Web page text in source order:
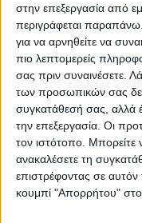
στην επεξεργασία από
περιγράφεται παραπάνω.
για να αρνηθείτε να
πιο λεπτομερείς
σας πριν συναινέσετε.
των προσωπικών σας
συγκατάθεσή σας, αλλά
την επεξεργασία. Οι
τον ιστότοπο. Μπορείτε
ανακαλέσετε τη
επιστρέφοντας σε αυτόν
κουμπί "Απορρήτου" στο
None feed
CONNECT